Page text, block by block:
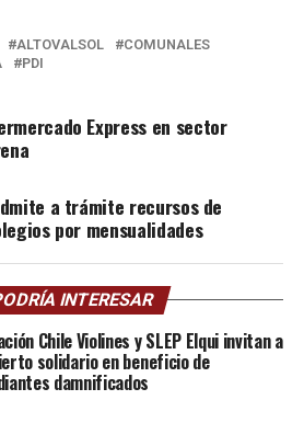
ALTOVALSOL
COMUNALES
PDI
Express en sector
a trámite recursos de
por mensualidades
INTERESAR
Chile Violines y SLEP Elqui invitan a
solidario en beneficio de
damnificados